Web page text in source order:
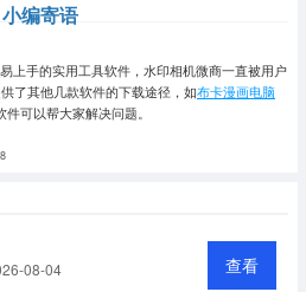
小编寄语
手的实用工具软件，水印相机微商一直被用户
了其他几款软件的下载途径，如布卡漫画电脑
件可以帮大家解决问题。
08-04 查看